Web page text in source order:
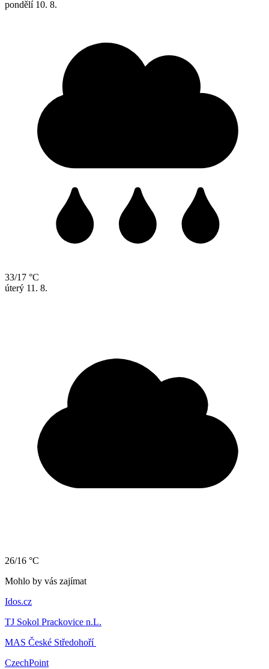
pondělí 10. 8.
33/17 °C
úterý 11. 8.
26/16 °C
Mohlo by vás zajímat
Idos.cz
TJ Sokol Prackovice n.L.
MAS České Středohoří
CzechPoint